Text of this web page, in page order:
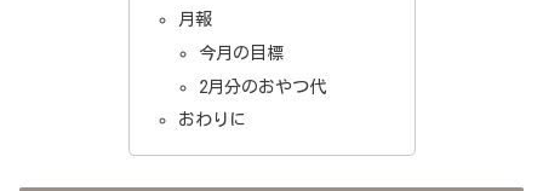
月報
今月の目標
2月分のおやつ代
おわりに